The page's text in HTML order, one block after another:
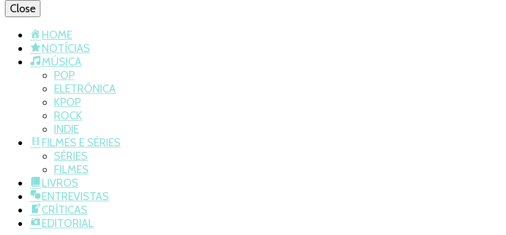
Close
HOME
NOTÍCIAS
MÚSICA
POP
ELETRÔNICA
KPOP
ROCK
INDIE
FILMES E SÉRIES
SÉRIES
FILMES
LIVROS
ENTREVISTAS
CRÍTICAS
EDITORIAL